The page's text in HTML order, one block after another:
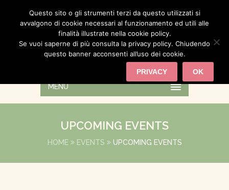
MENU
UPCOMING EVENTS
HOME EVENTS UPCOMING EVENTS
Questo sito o gli strumenti terzi da questo utilizzati si
avvalgono di cookie necessari al funzionamento ed utili alle
finalità illustrate nella cookie policy.
Se vuoi saperne di più consulta la privacy policy. Chiudendo
questo banner acconsenti all’uso dei cookie.
OK
PRIVACY